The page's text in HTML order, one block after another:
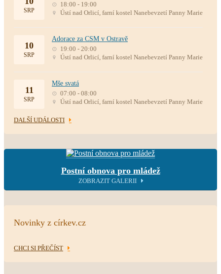
SRP
18:00 - 19:00
Ústí nad Orlicí, farní kostel Nanebevzetí Panny Marie
10
SRP
Adorace za CSM v Ostravě
19:00 - 20:00
Ústí nad Orlicí, farní kostel Nanebevzetí Panny Marie
11
SRP
Mše svatá
07:00 - 08:00
Ústí nad Orlicí, farní kostel Nanebevzetí Panny Marie
DALŠÍ UDÁLOSTI
Postní obnova pro mládež
ZOBRAZIT GALERII
Novinky z církev.cz
CHCI SI PŘEČÍST